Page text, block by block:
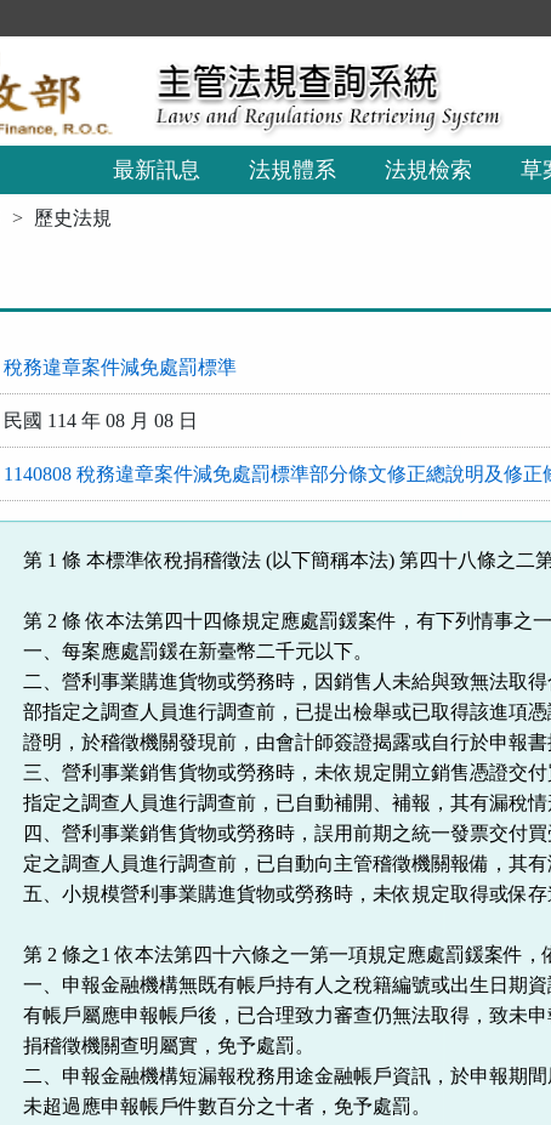
最新訊息 法規體系 法規檢索 草
歷史法規
稅務違章案件減免處罰標準
民國 114 年 08 月 08 日
1140808 稅務違章案件減免處罰標準部分條文修正總說明及修正
第 1 條 本標準依稅捐稽徵法 (以下簡稱本法) 第四十八條之二
第 2 條 依本法第四十四條規定應處罰鍰案件，有下列情事之
一、每案應處罰鍰在新臺幣二千元以下。
二、營利事業購進貨物或勞務時，因銷售人未給與致無法取
部指定之調查人員進行調查前，已提出檢舉或已取得該進項
證明，於稽徵機關發現前，由會計師簽證揭露或自行於申報書
三、營利事業銷售貨物或勞務時，未依規定開立銷售憑證交
指定之調查人員進行調查前，已自動補開、補報，其有漏稅
四、營利事業銷售貨物或勞務時，誤用前期之統一發票交付
定之調查人員進行調查前，已自動向主管稽徵機關報備，其
五、小規模營利事業購進貨物或勞務時，未依規定取得或保存
第 2 條之1 依本法第四十六條之一第一項規定應處罰鍰案件
一、申報金融機構無既有帳戶持有人之稅籍編號或出生日期
有帳戶屬應申報帳戶後，已合理致力審查仍無法取得，致未
捐稽徵機關查明屬實，免予處罰。
二、申報金融機構短漏報稅務用途金融帳戶資訊，於申報期
未超過應申報帳戶件數百分之十者，免予處罰。